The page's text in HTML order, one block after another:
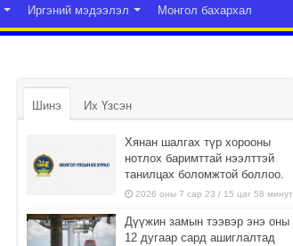
Иргэний мэдээлэл Монгол бахархал
Шинэ Их Үзсэн
Хянан шалгах түр хорооны
нотлох баримттай нээлттэй
танилцах боломжтой боллоо.
2026 оны 7 сар 23 / 15 цаг 58 минут
Дүүжин замын тээвэр энэ оны
12 дугаар сард ашиглалтад